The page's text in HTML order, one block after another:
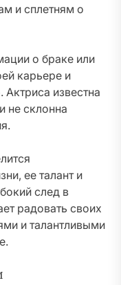
и сплетням о
о браке или
карьере и
Актриса известна
не склонна
ее талант и
след в
радовать своих
и талантливыми